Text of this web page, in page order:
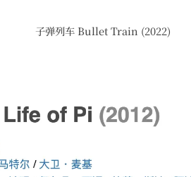
子弹列车 Bullet Train (2022)